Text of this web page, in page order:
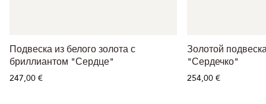
Подвеска из белого золота с
бриллиантом "Сердце"
247,00 €
Золотой
"Сердечко"
254,00 €